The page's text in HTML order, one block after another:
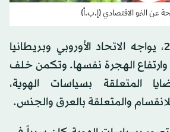
عن النمو الاقتصادي (إ.ب.أ)
في بداية عام 2025، يواجه الاتحاد الأوروبي وبريطانيا
الهجرة نفسها. وتكمن خلف
المتعلقة بسياسات الهوية،
والمتعلقة بالعرق والجنس.